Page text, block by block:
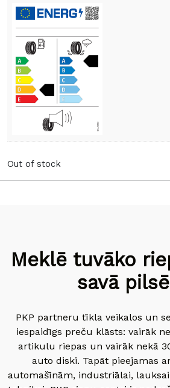
Out of stock
Meklē tuvāko
savā
PKP partneru tīkla veikalos un
iespaidīgs preču klāsts: vairāk
artikulu riepas un vairāk nekā
auto diski. Tapāt pieejamas
automašīnām, industriālai,